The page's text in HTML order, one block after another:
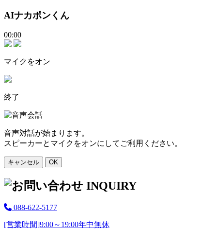
AIナカポンくん
00:00
マイクをオン
終了
音声対話が始まります。
スピーカーとマイクをオンにしてご利用ください。
キャンセル OK
088-622-5177
[営業時間]9:00～19:00年中無休